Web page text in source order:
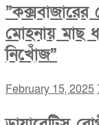
মোহনায় মাছ
নিখোঁজ”
February 15, 2025